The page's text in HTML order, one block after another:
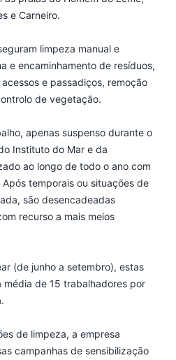
e Carneiro.
limpeza manual e
e encaminhamento de resíduos,
e passadiços, remoção
de vegetação.
apenas suspenso durante o
Instituto do Mar e da
ao longo de todo o ano com
temporais ou situações de
são desencadeadas
recurso a mais meios
(de junho a setembro), estas
média de 15 trabalhadores por
de limpeza, a empresa
campanhas de sensibilização